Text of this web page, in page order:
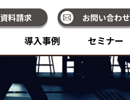
資料請求 お問い合わせ
導入事例 セミナー